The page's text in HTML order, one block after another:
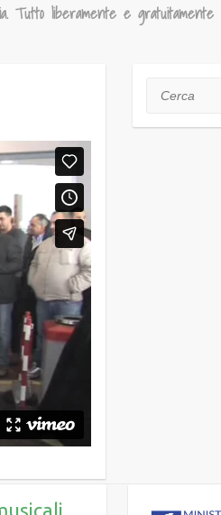
Tutto liberamente e gratuitamente
Cerca